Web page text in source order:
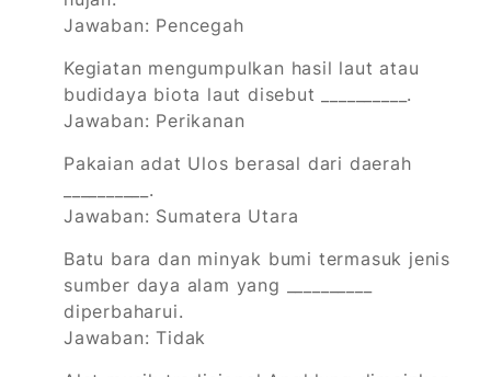
Jawaban: Pencegah
Kegiatan mengumpulkan hasil laut atau
budidaya biota laut disebut __________.
Jawaban: Perikanan
Pakaian adat Ulos berasal dari daerah
__________.
Jawaban: Sumatera Utara
Batu bara dan minyak bumi termasuk jenis
sumber daya alam yang __________
diperbaharui.
Jawaban: Tidak